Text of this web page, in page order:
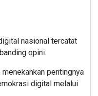
nasional tercatat
opini.
pentingnya
digital melalui